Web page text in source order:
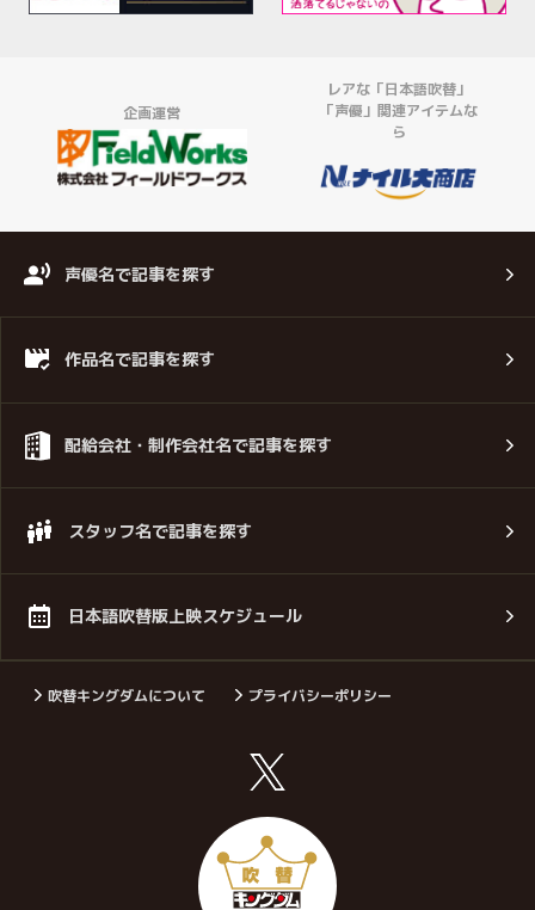
企画運営
レアな「日本語吹替」
「声優」関連アイテムな
ら
声優名で記事を探す
作品名で記事を探す
配給会社・制作会社名で記事を探す
スタッフ名で記事を探す
日本語吹替版上映スケジュール
吹替キングダムについて プライバシーポリシー